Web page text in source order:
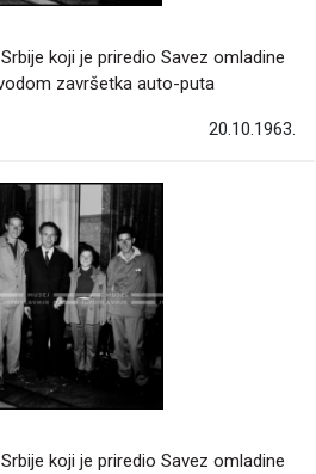
koji je priredio Savez omladine
završetka auto-puta
20.10.1963.
koji je priredio Savez omladine